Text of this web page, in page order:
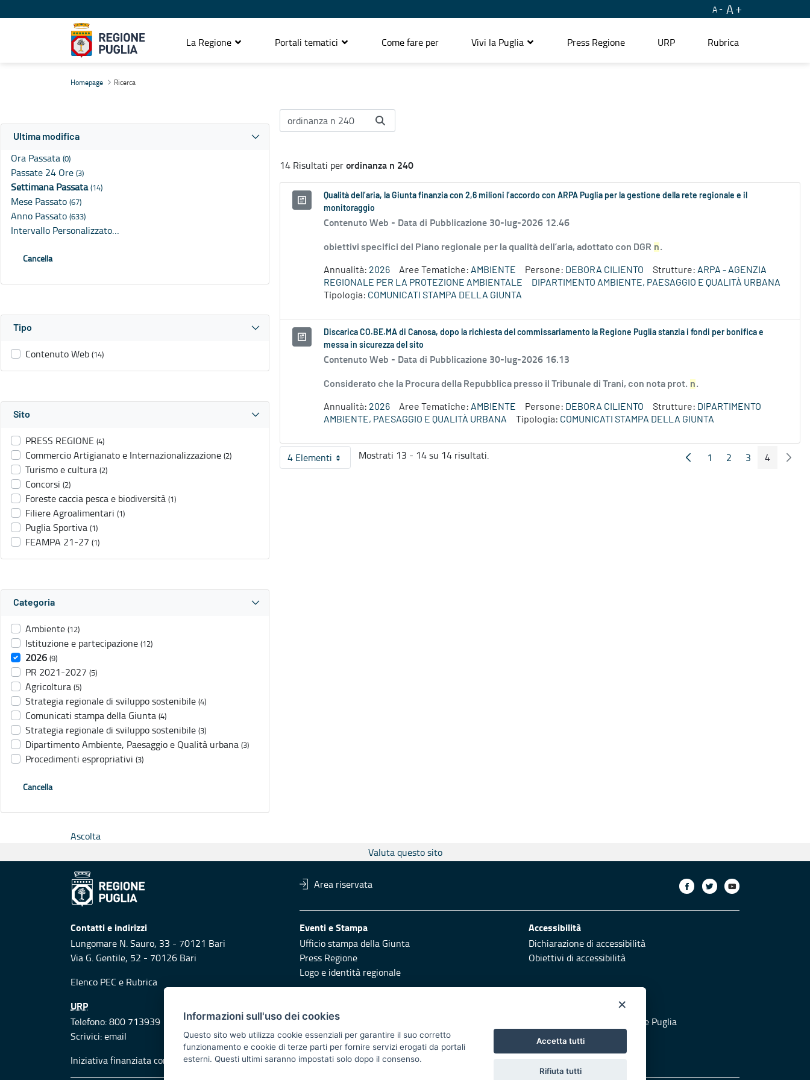
A A
La Regione Portali tematici Come fare per Vivi la Puglia Press Regione URP Rubrica
Homepage Ricerca
Ultima modifica
Ora Passata (0)
Passate 24 Ore (3)
Settimana Passata(14)
Mese Passato (67)
Anno Passato (633)
Intervallo Personalizzato…
Cancella
Tipo
Contenuto Web (14)
Sito
PRESS REGIONE (4)
Commercio Artigianato e Internazionalizzazione (2)
Turismo e cultura (2)
Concorsi (2)
Foreste caccia pesca e biodiversità (1)
Filiere Agroalimentari (1)
Puglia Sportiva (1)
FEAMPA 21-27 (1)
Categoria
Ambiente (12)
Istituzione e partecipazione (12)
2026 (9)
PR 2021-2027 (5)
Agricoltura (5)
Strategia regionale di sviluppo sostenibile (4)
Comunicati stampa della Giunta (4)
Strategia regionale di sviluppo sostenibile (3)
Dipartimento Ambiente, Paesaggio e Qualità urbana (3)
Procedimenti espropriativi (3)
Cancella
14 Risultati perordinanza n 240
Qualità dell’aria, la Giunta finanzia con 2,6 milioni l’accordo con ARPA Puglia per la gestione della rete regionale e il
monitoraggio
Contenuto Web - Data di Pubblicazione 30-lug-2026 12.46
obiettivi specifici del Piano regionale per la qualità dell’aria, adottato con DGR n.
Annualità: 2026 Aree Tematiche: AMBIENTE Persone: DEBORA CILIENTO Strutture: ARPA - AGENZIA
REGIONALE PER LA PROTEZIONE AMBIENTALE
DIPARTIMENTO AMBIENTE, PAESAGGIO E QUALITÀ URBANA
Tipologia: COMUNICATI STAMPA DELLA GIUNTA
Discarica CO.BE.MA di Canosa, dopo la richiesta del commissariamento la Regione Puglia stanzia i fondi per bonifica e
messa in sicurezza del sito
Contenuto Web - Data di Pubblicazione 30-lug-2026 16.13
Considerato che la Procura della Repubblica presso il Tribunale di Trani, con nota prot. n.
Annualità: 2026 Aree Tematiche: AMBIENTE Persone: DEBORA CILIENTO Strutture: DIPARTIMENTO
AMBIENTE, PAESAGGIO E QUALITÀ URBANA
Tipologia: COMUNICATI STAMPA DELLA GIUNTA
4 ElementiPer pagina
Mostrati 13 - 14 su 14 risultati. Pagina Precedente
Pagina
1 Pagina
2 Pagina
3 Pagina
4
Ascolta
Valuta questo sito
Area riservata
Contatti e indirizzi
Lungomare N. Sauro, 33 - 70121 Bari
Via G. Gentile, 52 - 70126 Bari
Elenco PEC e Rubrica
Eventi e Stampa
Ufficio stampa della Giunta
Press Regione
Logo e identità regionale
Accessibilità
Dichiarazione di accessibilità
Obiettivi di accessibilità
URP
Telefono: 800 713939
Scrivici:email
Responsabili di pubblicazione Vai al sito di Protezione Civile Puglia
Iniziativa finanziata con risorse del POR Puglia 2014/2020 - Asse XI
×
Informazioni sull'uso dei cookies
Questo sito web utilizza cookie essenziali per garantire il suo corretto
funzionamento e cookie di terze parti per fornire servizi erogati da portali
esterni. Questi ultimi saranno impostati solo dopo il consenso.
Accetta tutti
Rifiuta tutti